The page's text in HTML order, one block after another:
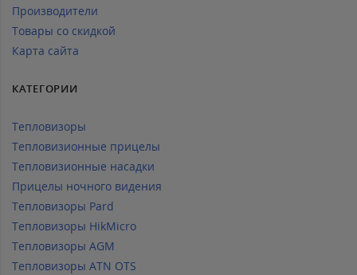
Производители
Товары со скидкой
Карта сайта
КАТЕГОРИИ
Тепловизоры
Тепловизионные прицелы
Тепловизионные насадки
Прицелы ночного видения
Тепловизоры Pard
Тепловизоры HikMicro
Тепловизоры AGM
Тепловизоры ATN OTS